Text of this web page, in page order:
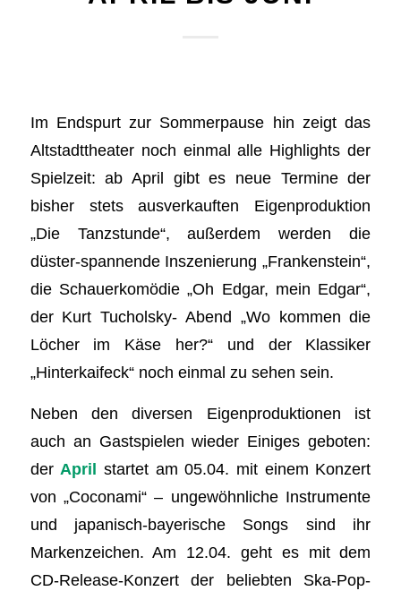
Im Endspurt zur Sommerpause hin zeigt das
Altstadttheater noch einmal alle Highlights der
Spielzeit: ab April gibt es neue Termine der
bisher stets ausverkauften Eigenproduktion
„Die Tanzstunde“, außerdem werden die
düster-spannende Inszenierung „Frankenstein“,
die Schauerkomödie „Oh Edgar, mein Edgar“,
der Kurt Tucholsky- Abend „Wo kommen die
Löcher im Käse her?“ und der Klassiker
„Hinterkaifeck“ noch einmal zu sehen sein.
Neben den diversen Eigenproduktionen ist
auch an Gastspielen wieder Einiges geboten:
derApril startet am 05.04. mit einem Konzert
von „Coconami“ – ungewöhnliche Instrumente
und japanisch-bayerische Songs sind ihr
Markenzeichen. Am 12.04. geht es mit dem
CD-Release-Konzert der beliebten Ska-Pop-